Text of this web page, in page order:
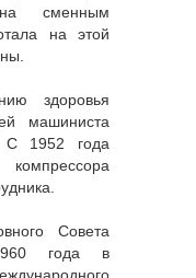
сменным
на этой
здоровья
машиниста
С 1952 года
Совета
года в